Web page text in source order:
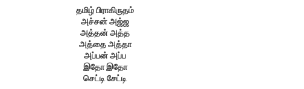
தமிழ் பிராகிருதம்
அச்சன் அஜ்ஜ
அத்தன் அத்த
அத்தை அத்தா
அப்பன் அப்ப
இதோ இதோ
செட்டி சேட்டி